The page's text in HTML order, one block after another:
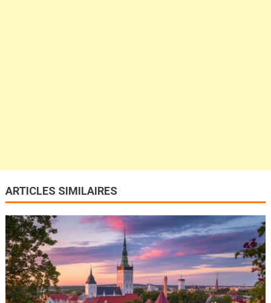
ARTICLES SIMILAIRES